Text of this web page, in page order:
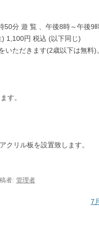
分 遊 覧 、午後8時～午後9
1,100円 税込 (以下同じ)
ただきます(2歳以下は無料)。
す。
クリル板を設置致します。
者: 管理者
7